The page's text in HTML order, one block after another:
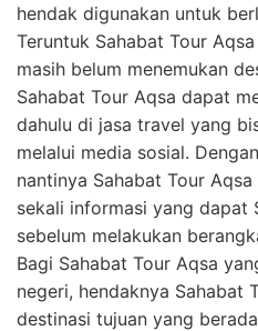
hendak digunakan untuk
Teruntuk Sahabat Tour
masih belum menemukan
Sahabat Tour Aqsa dapat
dahulu di jasa travel yang
melalui media sosial.
nantinya Sahabat Tour
sekali informasi yang dapat
sebelum melakukan
Bagi Sahabat Tour Aqsa
negeri, hendaknya Sahabat
destinasi tujuan yang